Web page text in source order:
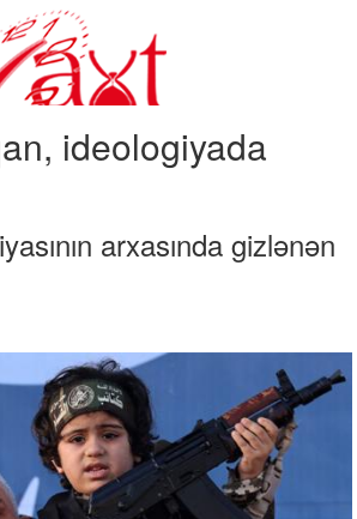
ideologiyada
arxasında gizlənən